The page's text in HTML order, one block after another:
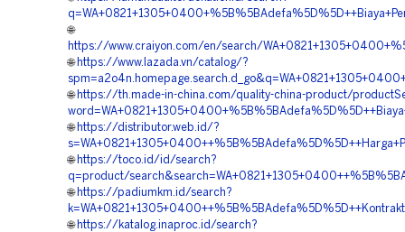
🌐
https://www.craiyon.com/en/search/
🌐 https://www.lazada.vn/catalog/?
🌐 https://th.made-in-china.com/quality-china-product/
🌐 https://distributor.web.id/?
🌐 https://toco.id/id/search?
q=product/
🌐 https://padiumkm.id/search?
🌐 https://katalog.inaproc.id/search?